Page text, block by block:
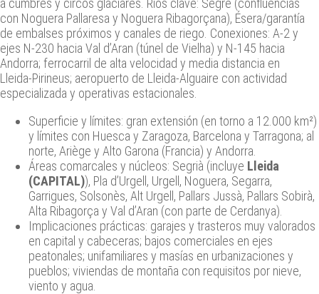
a cumbres y circos glaciares. Ríos clave: Segre (confluencias
con Noguera Pallaresa y Noguera Ribagorçana), Ésera/garantía
de embalses próximos y canales de riego. Conexiones: A‑2 y
ejes N‑230 hacia Val d’Aran (túnel de Vielha) y N‑145 hacia
Andorra; ferrocarril de alta velocidad y media distancia en
Lleida‑Pirineus; aeropuerto de Lleida‑Alguaire con actividad
especializada y operativas estacionales.
Superficie y límites: gran extensión (en torno a 12.000 km²)
y límites con Huesca y Zaragoza, Barcelona y Tarragona; al
norte, Ariège y Alto Garona (Francia) y Andorra.
Áreas comarcales y núcleos: Segrià (incluye Lleida
(CAPITAL)), Pla d’Urgell, Urgell, Noguera, Segarra,
Garrigues, Solsonès, Alt Urgell, Pallars Jussà, Pallars Sobirà,
Alta Ribagorça y Val d’Aran (con parte de Cerdanya).
Implicaciones prácticas: garajes y trasteros muy valorados
en capital y cabeceras; bajos comerciales en ejes
peatonales; unifamiliares y masías en urbanizaciones y
pueblos; viviendas de montaña con requisitos por nieve,
viento y agua.